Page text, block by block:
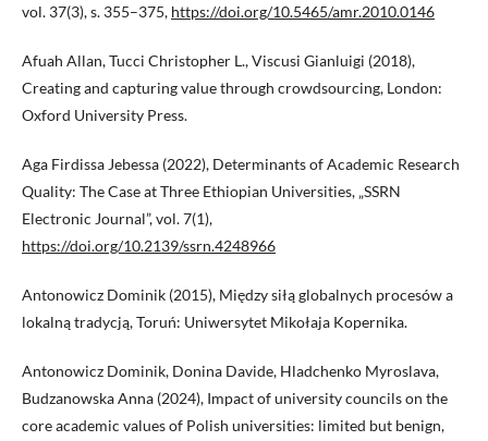
vol. 37(3), s. 355–375, https://doi.org/10.5465/amr.2010.0146
Afuah Allan, Tucci Christopher L., Viscusi Gianluigi (2018),
Creating and capturing value through crowdsourcing, London:
Oxford University Press.
Aga Firdissa Jebessa (2022), Determinants of Academic Research
Quality: The Case at Three Ethiopian Universities, „SSRN
Electronic Journal”, vol. 7(1),
https://doi.org/10.2139/ssrn.4248966
Antonowicz Dominik (2015), Między siłą globalnych procesów a
lokalną tradycją, Toruń: Uniwersytet Mikołaja Kopernika.
Antonowicz Dominik, Donina Davide, Hladchenko Myroslava,
Budzanowska Anna (2024), Impact of university councils on the
core academic values of Polish universities: limited but benign,